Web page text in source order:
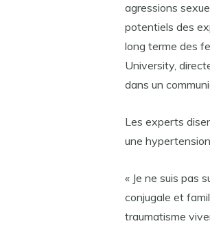
agressions
potentiels des
long terme des
University,
dans un
Les experts
une
« Je ne suis pas
conjugale et
traumatisme